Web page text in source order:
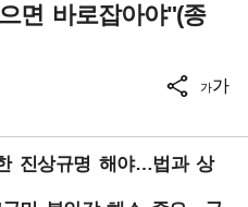
면 바로잡아야"(종
가가
진상규명 해야…법과 상